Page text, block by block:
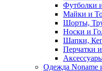
Футболки
Майки и
Шорты,
Носки и
Шапки,
Перчатки
Одежда Noname